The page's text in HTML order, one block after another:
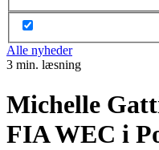
Alle nyheder
3 min. læsning
Michelle
FIA WEC i